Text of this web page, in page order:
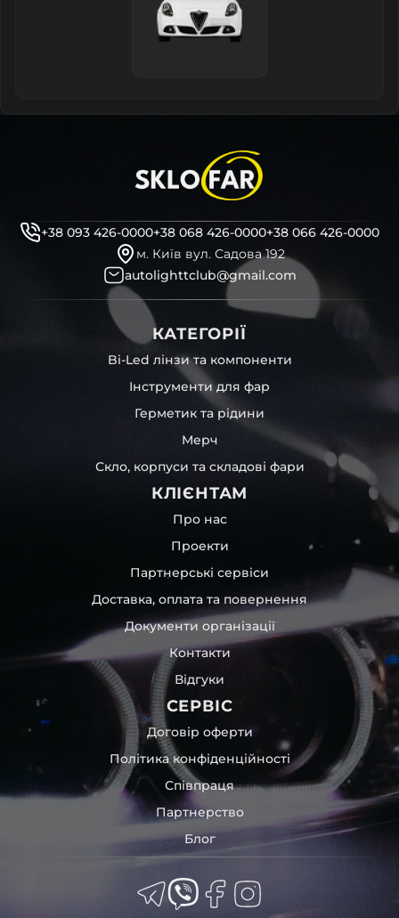
+38 093 426-0000+38 068 426-0000+38 066 426-0000
м. Київ вул. Садова 192
autolighttclub@gmail.com
КАТЕГОРІЇ
Bi-Led лінзи та компоненти
Інструменти для фар
Герметик та рідини
Мерч
Скло, корпуси та складові фари
КЛІЄНТАМ
Про нас
Проекти
Партнерські сервіси
Доставка, оплата та повернення
Документи організації
Контакти
Відгуки
СЕРВІС
Договір оферти
Політика конфіденційності
Співпраця
Партнерство
Блог